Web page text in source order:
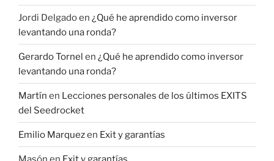
Jordi Delgadoen ¿Qué he aprendido como inversor
levantando una ronda?
Gerardo Tornel en ¿Qué he aprendido como inversor
levantando una ronda?
Martín en Lecciones personales de los últimos EXITS
del Seedrocket
Emilio Marquezen Exit y garantías